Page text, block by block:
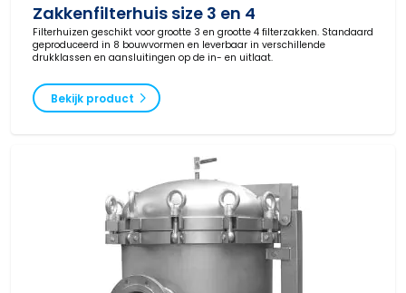
Zakkenfilterhuis size 3 en 4
Filterhuizen geschikt voor grootte 3 en grootte 4 filterzakken. Standaard
geproduceerd in 8 bouwvormen en leverbaar in verschillende
drukklassen en aansluitingen op de in- en uitlaat.
Bekijk product